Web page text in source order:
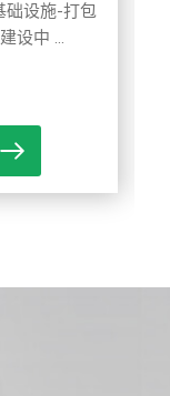
础设施-打包
设中 ...